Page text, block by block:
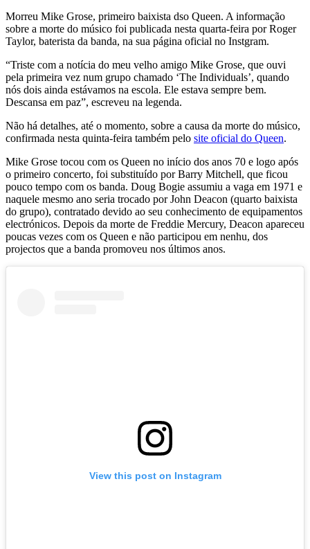
Morreu Mike Grose, primeiro baixista dso Queen. A informação
sobre a morte do músico foi publicada nesta quarta-feira por Roger
Taylor, baterista da banda, na sua página oficial no Instgram.
“Triste com a notícia do meu velho amigo Mike Grose, que ouvi
pela primeira vez num grupo chamado ‘The Individuals’, quando
nós dois ainda estávamos na escola. Ele estava sempre bem.
Descansa em paz”, escreveu na legenda.
Não há detalhes, até o momento, sobre a causa da morte do músico,
confirmada nesta quinta-feira também pelo site oficial do Queen.
Mike Grose tocou com os Queen no início dos anos 70 e logo após
o primeiro concerto, foi substituído por Barry Mitchell, que ficou
pouco tempo com os banda. Doug Bogie assumiu a vaga em 1971 e
naquele mesmo ano seria trocado por John Deacon (quarto baixista
do grupo), contratado devido ao seu conhecimento de equipamentos
electrónicos. Depois da morte de Freddie Mercury, Deacon apareceu
poucas vezes com os Queen e não participou em nenhu, dos
projectos que a banda promoveu nos últimos anos.
View this post on Instagram